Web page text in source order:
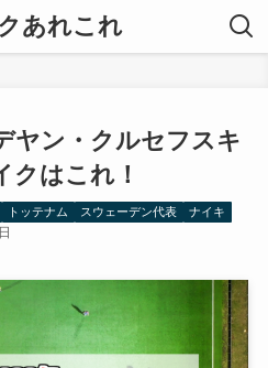
あれこれ
ヤン・クルセフスキ
クはこれ！
トッテナム スウェーデン代表 ナイキ